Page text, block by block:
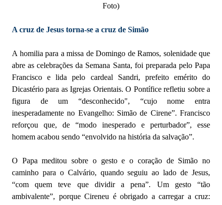
Foto)
A cruz de Jesus torna-se a cruz de Simão
A homilia para a missa de Domingo de Ramos, solenidade que
abre as celebrações da Semana Santa, foi preparada pelo Papa
Francisco e lida pelo cardeal Sandri, prefeito emérito do
Dicastério para as Igrejas Orientais. O Pontífice refletiu sobre a
figura de um “desconhecido", “cujo nome entra
inesperadamente no Evangelho: Simão de Cirene”. Francisco
reforçou que, de “modo inesperado e perturbador”, esse
homem acabou sendo “envolvido na história da salvação”.
O Papa meditou sobre o gesto e o coração de Simão no
caminho para o Calvário, quando seguiu ao lado de Jesus,
“com quem teve que dividir a pena”. Um gesto “tão
ambivalente”, porque Cireneu é obrigado a carregar a cruz: